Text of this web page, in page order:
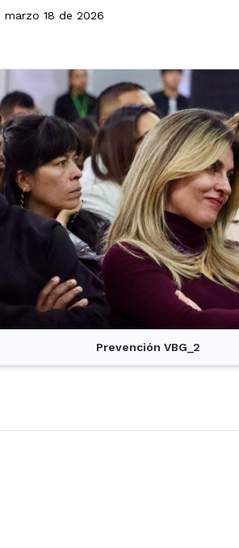
18 de 2026
Prevención VBG_2